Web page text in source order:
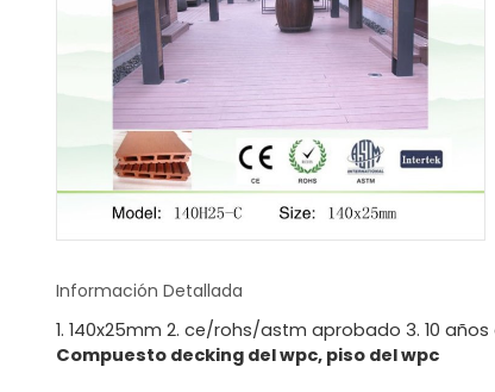
Información Detallada
1. 140x25mm 2. ce/rohs/astm aprobado 3. 10
Compuesto decking del wpc, piso del wpc